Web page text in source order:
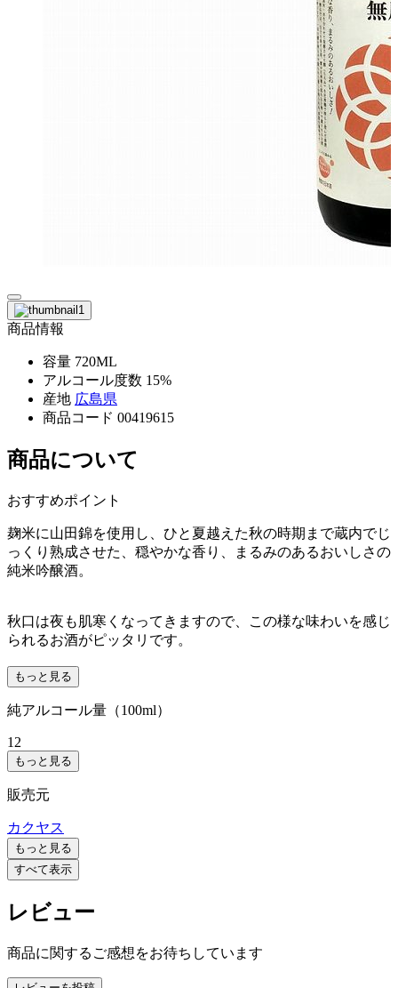
商品情報
容量 720ML
アルコール度数 15%
産地 広島県
商品コード 00419615
商品について
おすすめポイント
麹米に山田錦を使用し、ひと夏越えた秋の時期まで蔵内でじ
っくり熟成させた、穏やかな香り、まるみのあるおいしさの
純米吟醸酒。
秋口は夜も肌寒くなってきますので、この様な味わいを感じ
られるお酒がピッタリです。
もっと見る
純アルコール量（100ml）
12
もっと見る
販売元
カクヤス
もっと見る
すべて表示
レビュー
商品に関するご感想をお待ちしています